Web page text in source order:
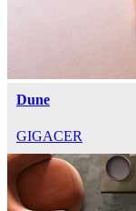
Dune
GIGACER